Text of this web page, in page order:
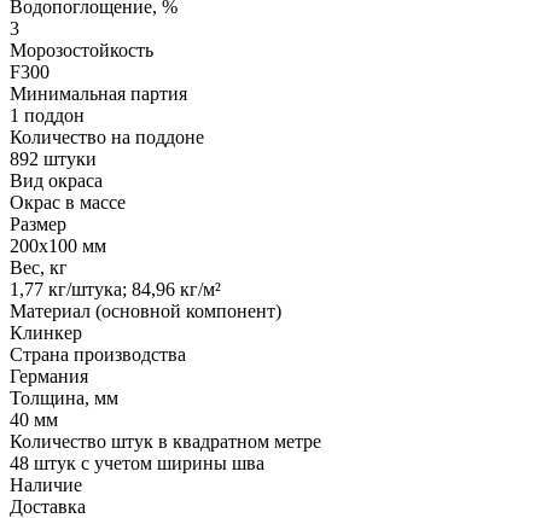
Водопоглощение, %
3
Морозостойкость
F300
Минимальная партия
1 поддон
Количество на поддоне
892 штуки
Вид окраса
Окрас в массе
Размер
200х100 мм
Вес, кг
1,77 кг/штука; 84,96 кг/м²
Материал (основной компонент)
Клинкер
Страна производства
Германия
Толщина, мм
40 мм
Количество штук в квадратном метре
48 штук с учетом ширины шва
Наличие
Доставка